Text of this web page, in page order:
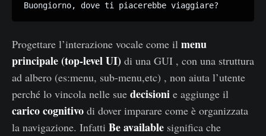
Buongiorno, dove ti piacerebbe viaggiare?
Progettare l’interazione vocale come il menu
principale (top-level UI) di una GUI , con una struttura
ad albero (es:menu, sub-menu,etc) , non aiuta l’utente
perché lo vincola nelle sue decisioni e aggiunge il
carico cognitivo di dover imparare come è organizzata
la navigazione. Infatti Be available significa che